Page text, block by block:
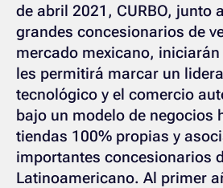
de abril 2021, CURBO, junto
grandes concesionarios de
mercado mexicano,
les permitirá marcar un
tecnológico y el comercio
bajo un modelo de negocios
tiendas 100% propias y
importantes concesionarios
Latinoamericano. Al primer